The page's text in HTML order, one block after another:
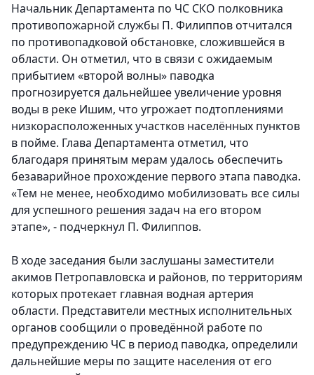
Начальник Департамента по ЧС СКО полковника
противопожарной службы П. Филиппов отчитался
по противопадковой обстановке, сложившейся в
области. Он отметил, что в связи с ожидаемым
прибытием «второй волны» паводка
прогнозируется дальнейшее увеличение уровня
воды в реке Ишим, что угрожает подтоплениями
низкорасположенных участков населённых пунктов
в пойме. Глава Департамента отметил, что
благодаря принятым мерам удалось обеспечить
безаварийное прохождение первого этапа паводка.
«Тем не менее, необходимо мобилизовать все силы
для успешного решения задач на его втором
этапе», - подчеркнул П. Филиппов.
В ходе заседания были заслушаны заместители
акимов Петропавловска и районов, по территориям
которых протекает главная водная артерия
области. Представители местных исполнительных
органов сообщили о проведённой работе по
предупреждению ЧС в период паводка, определили
дальнейшие меры по защите населения от его